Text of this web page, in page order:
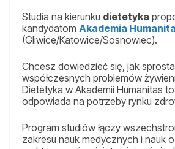
Studia na kierunku dietetyka
kandydatom Akademia
(Gliwice/Katowice/Sosnowiec).
Chcesz dowiedzieć się, jak
współczesnych problemów
Dietetyka w Akademii Humanitas
odpowiada na potrzeby rynku
Program studiów łączy
zakresu nauk medycznych i nauk